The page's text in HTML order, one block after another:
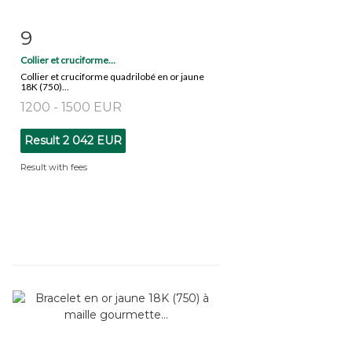
9
Collier et cruciforme...
Collier et cruciforme quadrilobé en or jaune
18K (750)...
1200 - 1500 EUR
Result 2 042 EUR
Result with fees